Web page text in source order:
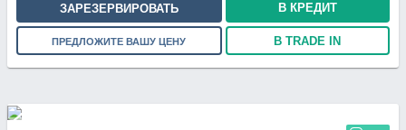
ЗАРЕЗЕРВИРОВАТЬ В КРЕДИТ
ПРЕДЛОЖИТЕ ВАШУ ЦЕНУ В TRADE IN